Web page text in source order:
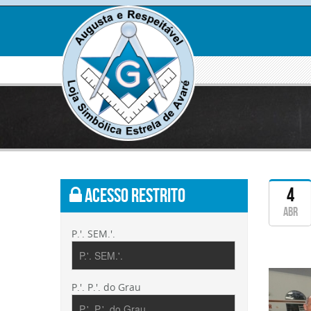
Acesso Restrito
P.'. SEM.'.
P.'. P.'. do Grau
4
abr
Clique
ampliar
Clique
para